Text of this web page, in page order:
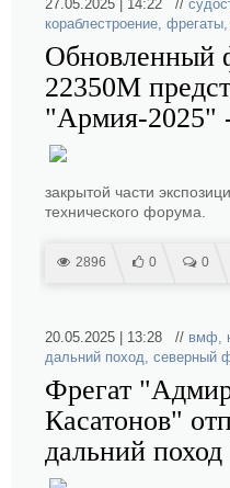
27.05.2025 | 14:22 //
кораблестроение, фрегаты,
Обновленный
22350М
"Армия-
закрытой части
технического форума.
2896 0 0
20.05.2025 | 13:28 // вмф,
дальний поход, северный
Фрегат
Касатонов"
дальний поход